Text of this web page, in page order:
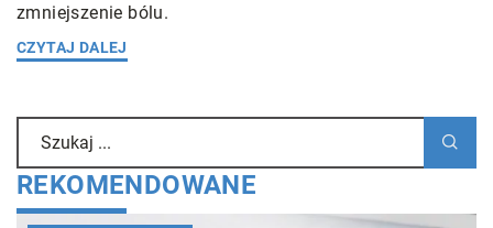
zmniejszenie bólu.
CZYTAJ DALEJ
REKOMENDOWANE